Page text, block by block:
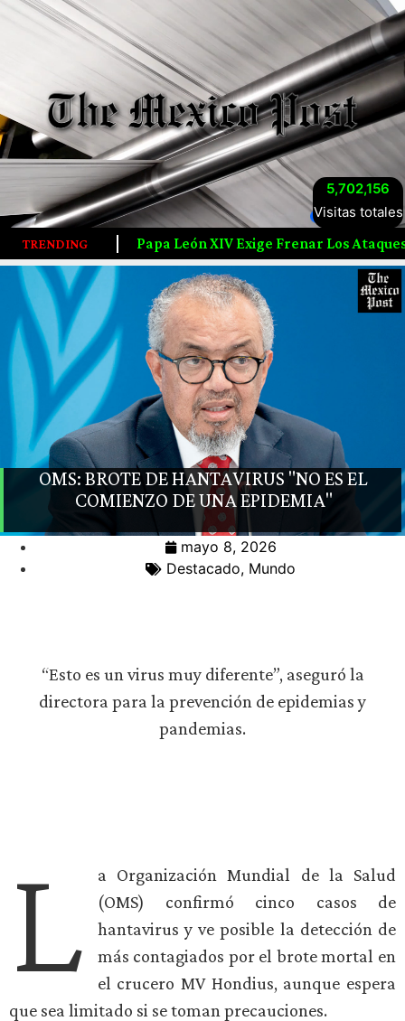
Visitas totales
5,702,156
TRENDING
Papa León XIV Exige Frenar Los Ataques Contra Civiles En
OMS: BROTE DE HANTAVIRUS "NO ES EL
COMIENZO DE UNA EPIDEMIA"
mayo 8, 2026
Destacado, Mundo
“Esto es un virus muy diferente”, aseguró la
directora para la prevención de epidemias y
pandemias.
L
a Organización Mundial de la Salud
(OMS) confirmó cinco casos de
hantavirus y ve posible la detección de
más contagiados por el brote mortal en
el crucero MV Hondius, aunque espera
que sea limitado si se toman precauciones.